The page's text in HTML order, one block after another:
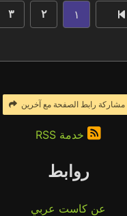
١ ٢ ٣
مشاركة رابط الصفحة مع آخرين
خدمة RSS
روابط
عن كاست عربي